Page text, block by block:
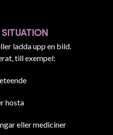
ladda upp en bild.
till exempel:
hosta
eller mediciner